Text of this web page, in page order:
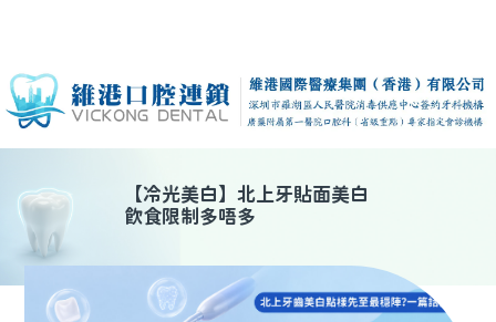
【冷光美白】 北上牙貼面美白
飲食限制多唔多